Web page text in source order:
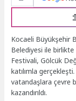
Kocaeli Büyükşehir
Belediyesi ile
Festivali, Gölcük
katılımla
vatandaşlara çevre
kazandırıldı.